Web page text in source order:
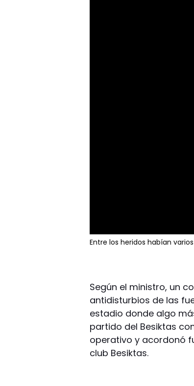
Entre los heridos habían
Según el ministro, un
antidisturbios de las
estadio donde algo
partido del Besiktas
operativo y acordonó
club Besiktas.